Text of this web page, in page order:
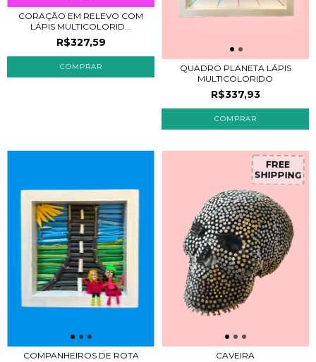
CORAÇÃO EM RELEVO COM
LÁPIS MULTICOLORID...
R$327,59
QUADRO PLANETA LÁPIS
MULTICOLORIDO
R$337,93
COMPANHEIROS DE ROTA
FREE
SHIPPING
CAVEIRA